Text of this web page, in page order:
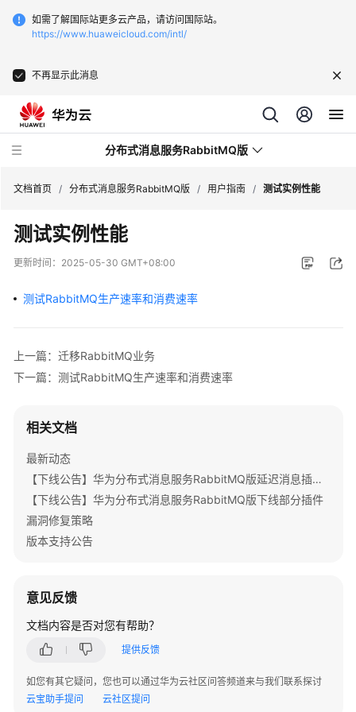
如需了解国际站更多云产品，请访问国际站。
https://www.huaweicloud.com/intl/
不再显示此消息
分布式消息服务RabbitMQ版
最
新
态
公
告
品
介
计
费
说
快
入
用
户
文档首页 / 分布式消息服务RabbitMQ版 / 用户指南 / 测试实例性能
测试实例性能
更新时间： 2025-05-30 GMT+08:00
测试RabbitMQ生产速率和消费速率
上一篇：迁移RabbitMQ业务
下一篇：测试RabbitMQ生产速率和消费速率
相关文档
最新动态
【下线公告】华为分布式消息服务RabbitMQ版延迟消息插件下线公告
【下线公告】华为分布式消息服务RabbitMQ版下线部分插件
漏洞修复策略
版本支持公告
意见反馈
文档内容是否对您有帮助？
提供反馈
如您有其它疑问，您也可以通过华为云社区问答频道来与我们联系探讨
云宝助手提问
云社区提问